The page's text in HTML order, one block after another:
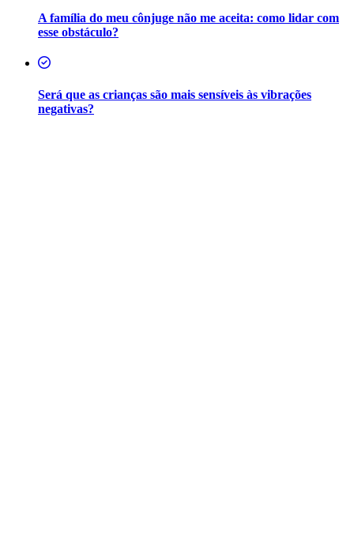
A família do meu cônjuge não me aceita: como lidar com
esse obstáculo?
Será que as crianças são mais sensíveis às vibrações
negativas?